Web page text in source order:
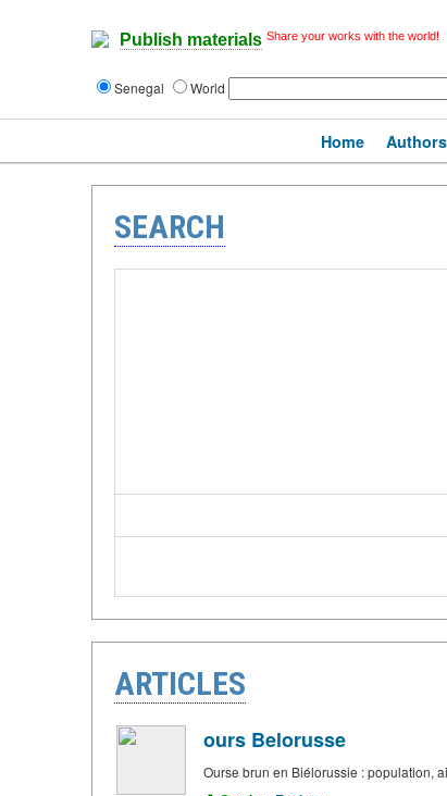
Publish materials Share your works with the world!
Senegal World
Home Authors
SEARCH
ARTICLES
ours Belorusse
Ourse brun en Biélorussie : population,